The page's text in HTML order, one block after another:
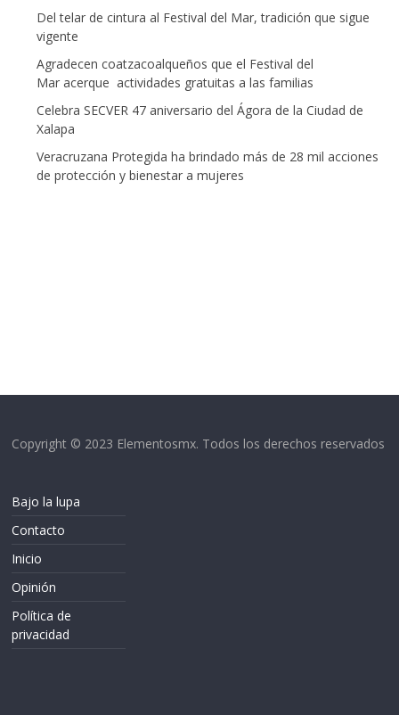
Del telar de cintura al Festival del Mar, tradición que sigue
vigente
Agradecen coatzacoalqueños que el Festival del
Mar acerque actividades gratuitas a las familias
Celebra SECVER 47 aniversario del Ágora de la Ciudad de
Xalapa
Veracruzana Protegida ha brindado más de 28 mil acciones
de protección y bienestar a mujeres
Copyright © 2023 Elementosmx. Todos los derechos reservados
Bajo la lupa
Contacto
Inicio
Opinión
Política de
privacidad